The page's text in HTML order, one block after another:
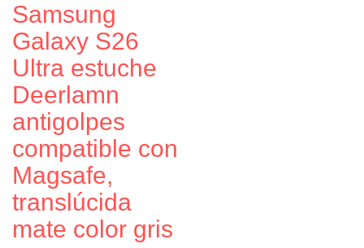
Samsung
Galaxy S26
Ultra estuche
Deerlamn
antigolpes
compatible con
Magsafe,
translúcida
mate color gris